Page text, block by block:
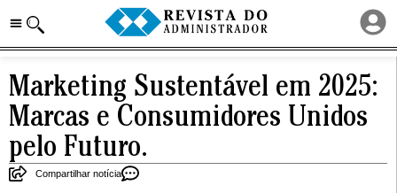
Marketing Sustentável em 2025:
Marcas e Consumidores Unidos
pelo Futuro.
Compartilhar notícia